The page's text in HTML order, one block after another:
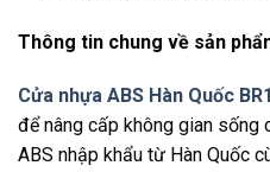
Thông tin chung về sản
Cửa nhựa ABS Hàn Quốc
để nâng cấp không gian sống
ABS nhập khẩu từ Hàn Quốc